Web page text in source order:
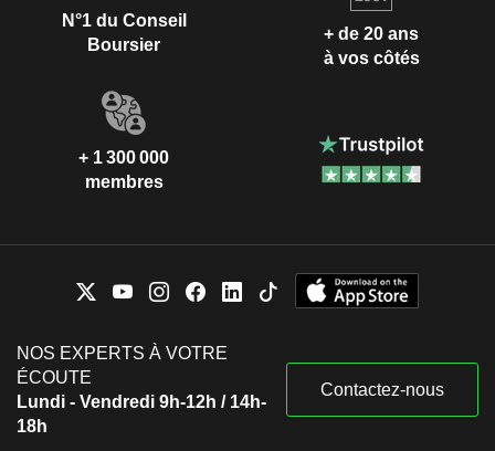
N°1 du Conseil
Boursier
+ de 20 ans
à vos côtés
+ 1 300 000
membres
NOS EXPERTS À VOTRE
ÉCOUTE
Lundi - Vendredi 9h-12h / 14h-
18h
Contactez-nous